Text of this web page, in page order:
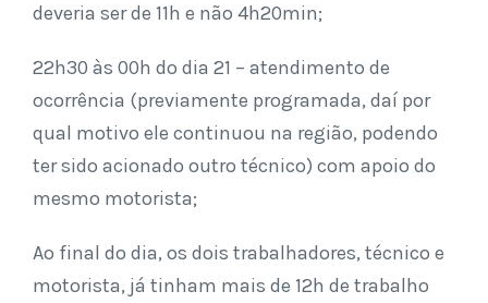
deveria ser de 11h e não 4h20min;
22h30 às 00h do dia 21 – atendimento de
ocorrência (previamente programada, daí por
qual motivo ele continuou na região, podendo
ter sido acionado outro técnico) com apoio do
mesmo motorista;
Ao final do dia, os dois trabalhadores, técnico e
motorista, já tinham mais de 12h de trabalho